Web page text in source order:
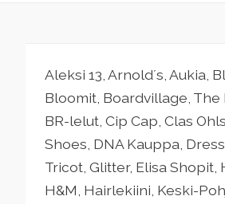
Aleksi 13, Arnold´s, Aukia,
Bloomit, Boardvillage, The
BR-lelut, Cip Cap, Clas
Shoes, DNA Kauppa,
Tricot, Glitter, Elisa Shopit,
H&M, Hairlekiini, Keski-